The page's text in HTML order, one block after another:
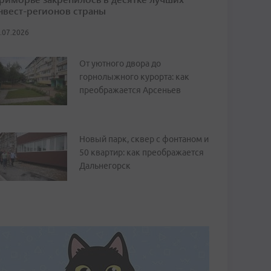
регионов страны
От уютного двора до
горнолыжного курорта: как
преображается Арсеньев
Новый парк, сквер с фонтаном и
50 квартир: как преображается
Дальнегорск